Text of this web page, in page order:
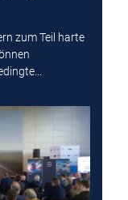
zum Teil harte